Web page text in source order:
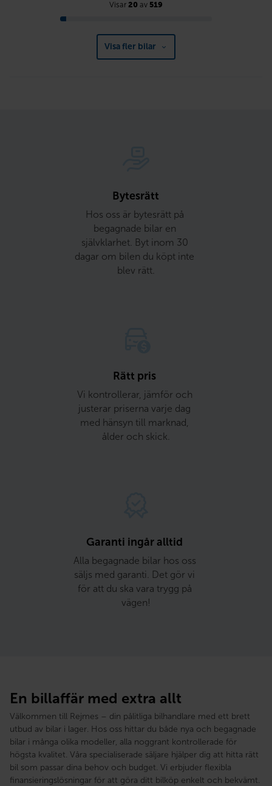
Visar 20 av 519
Visa fler bilar
Bytesrätt
Hos oss är bytesrätt på
begagnade bilar en
självklarhet. Byt inom 30
dagar om bilen du köpt inte
blev rätt.
Rätt pris
Vi kontrollerar, jämför och
justerar priserna varje dag
med hänsyn till marknad,
ålder och skick.
Garanti ingår alltid
Alla begagnade bilar hos oss
säljs med garanti. Det gör vi
för att du ska vara trygg på
vägen!
En billaffär med extra allt
Välkommen till Rejmes – din pålitliga bilhandlare med ett brett
utbud av bilar i lager. Hos oss hittar du både nya och begagnade
bilar i många olika modeller, alla noggrant kontrollerade för
högsta kvalitet. Våra specialiserade säljare hjälper dig att hitta rätt
bil som passar dina behov och budget. Vi erbjuder flexibla
finansieringslösningar för att göra ditt bilköp enkelt och bekvämt.